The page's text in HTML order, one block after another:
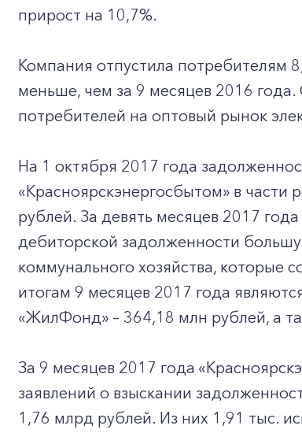
прирост на 10,7%.
Компания отпустила потребителям
меньше, чем за 9 месяцев 2016
потребителей на оптовый рынок
На 1 октября 2017 года
«Красноярскэнергосбытом» в
рублей. За девять месяцев 2017
дебиторской задолженности
коммунального хозяйства,
итогам 9 месяцев 2017 года
«ЖилФонд» – 364,18 млн рублей, а
За 9 месяцев 2017 года
заявлений о взыскании
1,76 млрд рублей. Из них 1,91 тыс.